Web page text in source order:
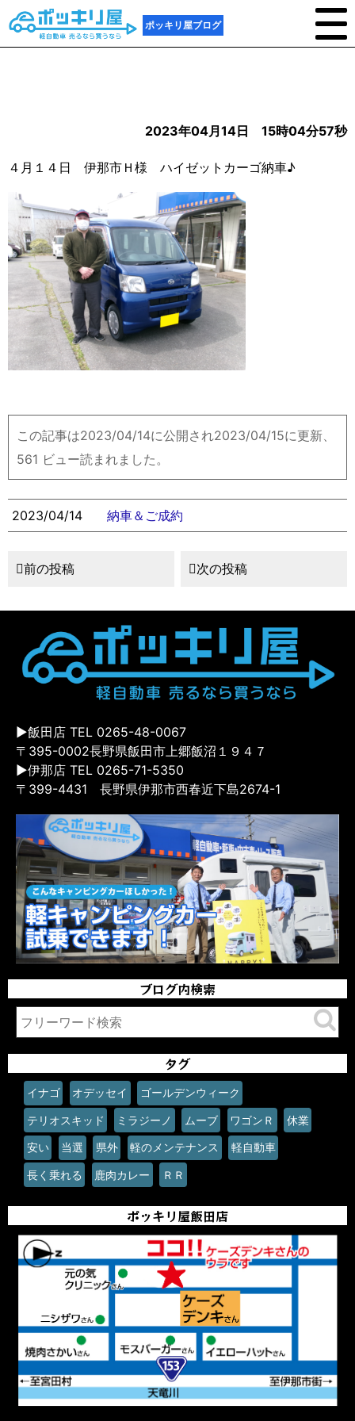
ポッキリ屋ブログ
2023年04月14日 15時04分57秒
４月１４日 伊那市Ｈ様 ハイゼットカーゴ納車♪
この記事は2023/04/14に公開され2023/04/15に更新、
561 ビュー読まれました。
2023/04/14 納車＆ご成約
前の投稿 次の投稿
▶飯田店 TEL 0265-48-0067
〒395-0002長野県飯田市上郷飯沼１９４７
▶伊那店 TEL 0265-71-5350
〒399-4431 長野県伊那市西春近下島2674-1
ブログ内検索
タグ
イナゴ オデッセイ ゴールデンウィーク
テリオスキッド ミラジーノ ムーブ ワゴンＲ 休業
安い 当選 県外 軽のメンテナンス 軽自動車
長く乗れる 鹿肉カレー ＲＲ
ポッキリ屋飯田店